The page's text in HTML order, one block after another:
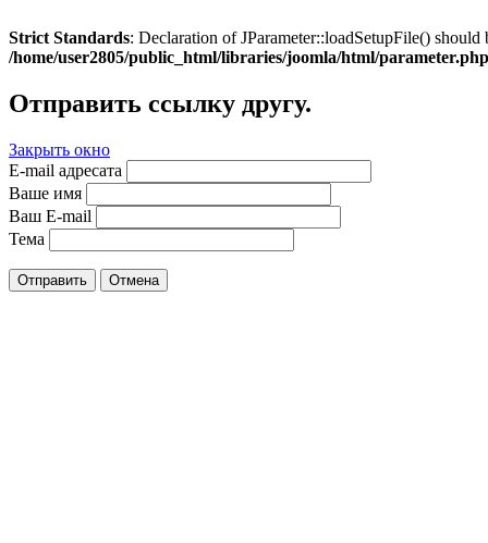
Strict Standards: Declaration of JParameter::loadSetupFile()
/home/user2805/public_html/libraries/joomla/html/parameter.php
Отправить ссылку другу.
Закрыть окно
E-mail адресата
Ваше имя
Ваш E-mail
Тема
Отправить Отмена